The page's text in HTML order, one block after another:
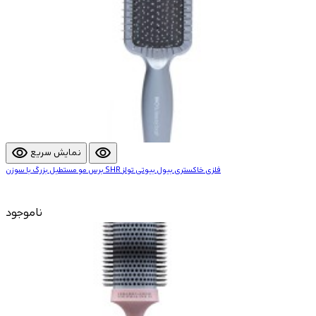
visibility نمایش سریع visibility
برس مو مستطیل بزرگ با سوزن SHR فلزی خاکستری بیول بیوتی تولز
ناموجود